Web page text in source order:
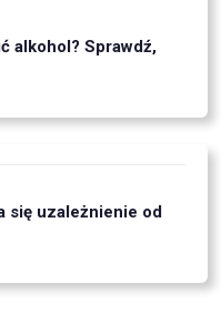
alkohol? Sprawdź,
się uzależnienie od